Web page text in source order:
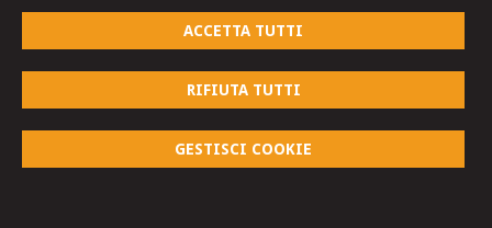
ACCETTA TUTTI
RIFIUTA TUTTI
GESTISCI COOKIE
Piazza Monsignor Scarpa n. 1/D - 30014
Tel. e fax n. 0426.53082
Vicolo Amilcare Ponchielli, n. 1/3 - 45100ROVIGO